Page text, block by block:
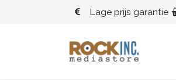
Overslaan naar inhoud
Lage prijs garantie